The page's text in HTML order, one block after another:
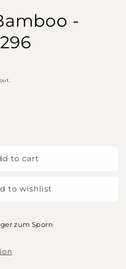
-
to cart
to wishlist
zum Sporn